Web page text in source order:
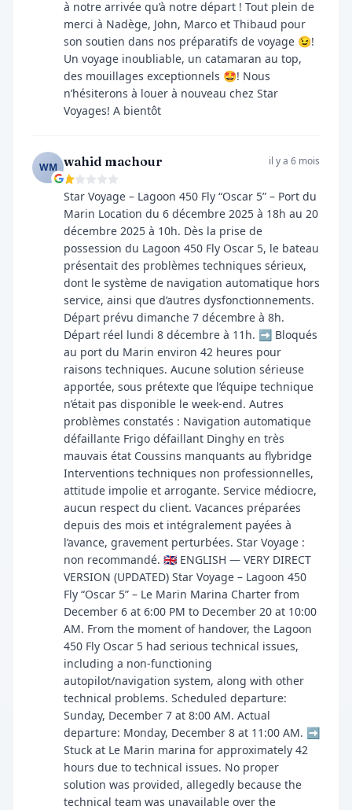
à notre arrivée qu’à notre départ ! Tout plein de
merci à Nadège, John, Marco et Thibaud pour
son soutien dans nos préparatifs de voyage 😉!
Un voyage inoubliable, un catamaran au top,
des mouillages exceptionnels 🤩! Nous
n’hésiterons à louer à nouveau chez Star
Voyages! A bientôt
WM wahid machour il y a 6 mois
Star Voyage – Lagoon 450 Fly “Oscar 5” – Port du
Marin Location du 6 décembre 2025 à 18h au 20
décembre 2025 à 10h. Dès la prise de
possession du Lagoon 450 Fly Oscar 5, le bateau
présentait des problèmes techniques sérieux,
dont le système de navigation automatique hors
service, ainsi que d’autres dysfonctionnements.
Départ prévu dimanche 7 décembre à 8h.
Départ réel lundi 8 décembre à 11h. ➡️ Bloqués
au port du Marin environ 42 heures pour
raisons techniques. Aucune solution sérieuse
apportée, sous prétexte que l’équipe technique
n’était pas disponible le week-end. Autres
problèmes constatés : Navigation automatique
défaillante Frigo défaillant Dinghy en très
mauvais état Coussins manquants au flybridge
Interventions techniques non professionnelles,
attitude impolie et arrogante. Service médiocre,
aucun respect du client. Vacances préparées
depuis des mois et intégralement payées à
l’avance, gravement perturbées. Star Voyage :
non recommandé. 🇬🇧 ENGLISH — VERY DIRECT
VERSION (UPDATED) Star Voyage – Lagoon 450
Fly “Oscar 5” – Le Marin Marina Charter from
December 6 at 6:00 PM to December 20 at 10:00
AM. From the moment of handover, the Lagoon
450 Fly Oscar 5 had serious technical issues,
including a non-functioning
autopilot/navigation system, along with other
technical problems. Scheduled departure:
Sunday, December 7 at 8:00 AM. Actual
departure: Monday, December 8 at 11:00 AM. ➡️
Stuck at Le Marin marina for approximately 42
hours due to technical issues. No proper
solution was provided, allegedly because the
technical team was unavailable over the